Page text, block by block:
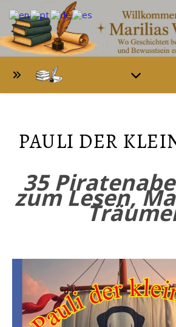
PAULI DER
35
zum Lesen,